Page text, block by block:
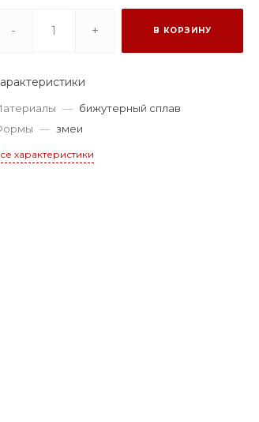
- + В КОРЗИНУ
— бижутерный сплав
— змеи
характеристики